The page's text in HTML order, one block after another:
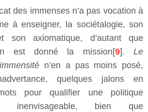
des immenses n’a pas vocation à
à enseigner, la sociétalogie, son
son axiomatique, d’autant que
est donné la mission[9].Le
n’en a pas moins posé,
quelques jalons en
pour qualifier une politique
inenvisageable, bien que